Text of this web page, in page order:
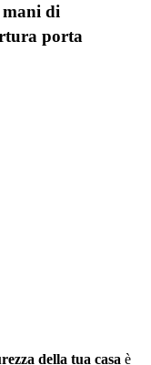
mani di
porta
della tua casa è